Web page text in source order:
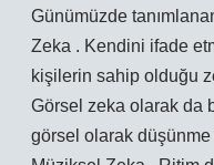
Günümüzde
Zeka . Kendini ifade
kişilerin sahip olduğu
Görsel zeka olarak da
görsel olarak